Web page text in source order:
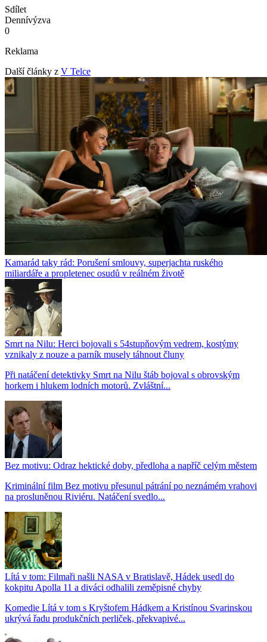
Sdílet
Dennívýzva
0
Reklama
Další články z V Telce
Kamarád taky rád: Porušení smlouvy, superjachta ruského
miliardáře a propletenec osudů v reálném životě
Smrt na Nilu: Herci bojovali s 54stupňovým vedrem, kostýmy
vznikaly z nouze a parník musely táhnout čluny
Při natáčení detektivky Smrt na Nilu štáb bojoval s obrovským
horkem i hlukem lodních motorů. Zvláštní...
Bez motivu: Odraz hektické doby, předloha a napříč celým městem
Kriminální film Bez motivu přesunul pátrání po neznámém vrahovi
na prosluněnou Riviéru. Natáčení svedlo...
Lítá v tom: Filmaři našli NASA v Bratislavě, Hádek usedl do
kokpitu Apolla 11 a diváci odhalili zeměpisné chyby
Komedie Lítá v tom s Kryštofem Hádkem a Kristínou Svarinskou
ukrývá řadu produkčních perliček, překvapivé...